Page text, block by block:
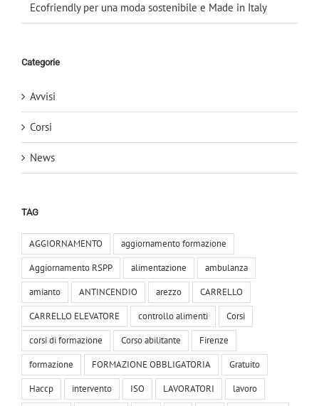
Ecofriendly per una moda sostenibile e Made in Italy
Categorie
Avvisi
Corsi
News
TAG
AGGIORNAMENTO
aggiornamento formazione
Aggiornamento RSPP
alimentazione
ambulanza
amianto
ANTINCENDIO arezzo
CARRELLO
CARRELLO ELEVATORE
controllo alimenti
Corsi
corsi di formazione
Corso abilitante
Firenze
formazione
FORMAZIONE OBBLIGATORIA
Gratuito
Haccp
intervento ISO LAVORATORI
lavoro